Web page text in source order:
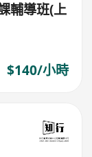
輔導班(上
$140/小時